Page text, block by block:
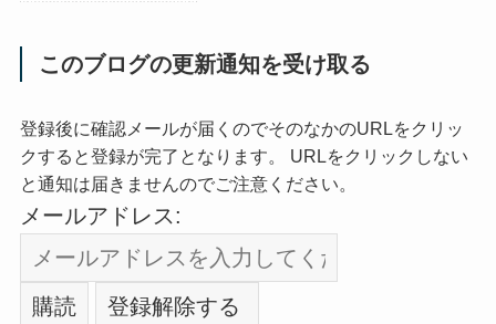
このブログの更新通知を受け取る
登録後に確認メールが届くのでそのなかのURLをクリッ
クすると登録が完了となります。 URLをクリックしない
と通知は届きませんのでご注意ください。
メールアドレス: